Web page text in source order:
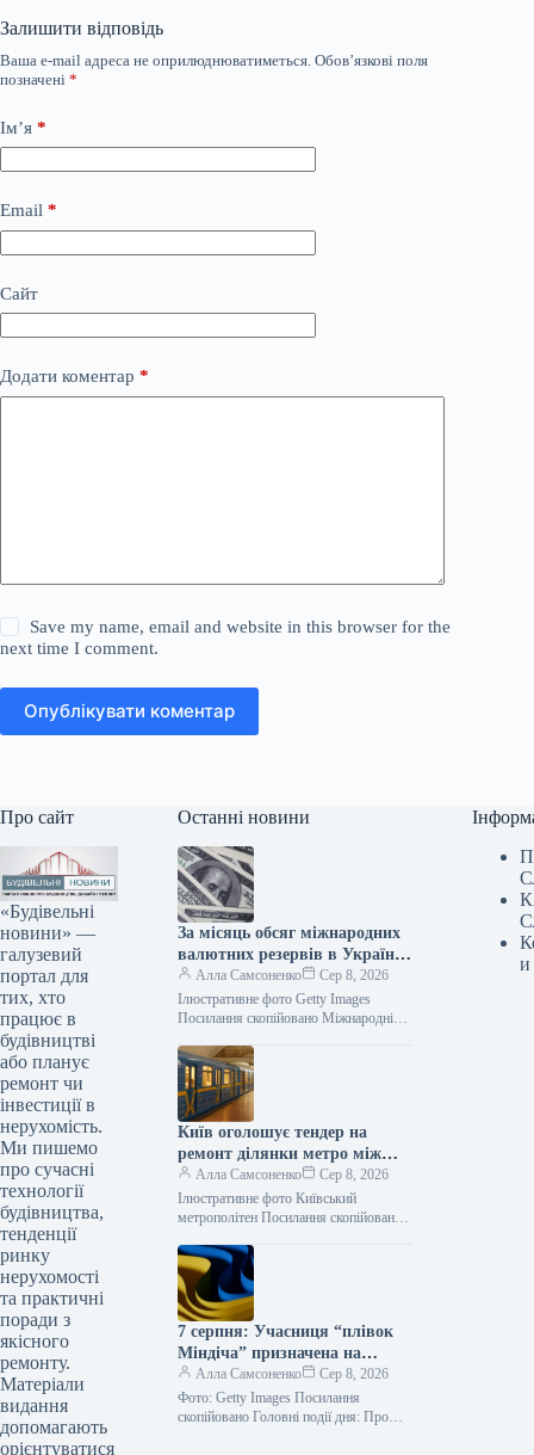
Залишити відповідь
Ваша e-mail адреса не оприлюднюватиметься. Обов’язкові поля
позначені *
Ім’я *
Email *
Сайт
Додати коментар *
Save my name, email and website in this browser for the
next time I comment.
Опублікувати коментар
Про сайт
«Будівельні
новини» —
галузевий
портал для
тих, хто
працює в
будівництві
або планує
ремонт чи
інвестиції в
нерухомість.
Ми пишемо
про сучасні
технології
будівництва,
тенденції
ринку
нерухомості
та практичні
поради з
якісного
ремонту.
Матеріали
видання
допомагають
орієнтуватися
Останні новини
За місяць обсяг міжнародних
валютних резервів в Україні
зменшився
Алла Самсоненко
Сер 8, 2026
Ілюстративне фото Getty Images
Посилання скопійовано Міжнародні
на 0,1%, досягнувши 51,2 мільярда
доларів станом на…
Київ оголошує тендер на
ремонт ділянки метро між
станціями “Тараса Шевченка”
та “Почайна”, оціненої у 1,76
мільярда гривень.
Алла Самсоненко
Сер 8, 2026
Ілюстративне фото Київський
метрополітен Посилання скопійовано
оголосило конкурс на виконання робіт
з реконструкції тунелю між станціями
“Тараса…
7 серпня: Учасниця “плівок
Міндіча” призначена на
державне підприємство,
масована атака Росії на
Укрнафту
Алла Самсоненко
Сер 8, 2026
Фото: Getty Images Посилання
скопійовано Головні події дня: Про
и